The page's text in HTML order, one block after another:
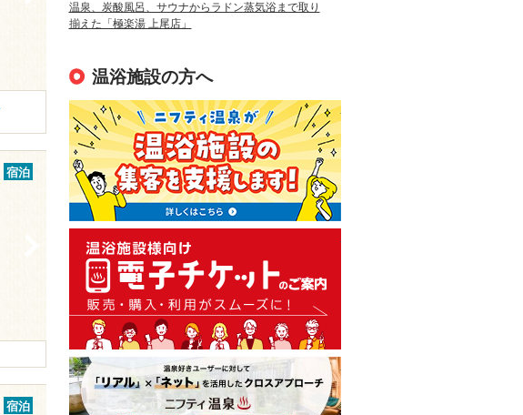
宿泊
宿泊
温泉、炭酸風呂、サウナからラドン蒸気浴まで取り
揃えた「極楽湯 上尾店」
温浴施設の方へ
ニフティ温泉を使って手軽に